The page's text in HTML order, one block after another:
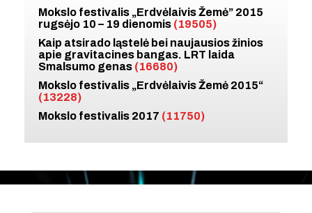
Mokslo festivalis „Erdvėlaivis Žemė” 2015
rugsėjo 10 – 19 dienomis (19505)
Kaip atsirado ląstelė bei naujausios žinios
apie gravitacines bangas. LRT laida
Smalsumo genas (16680)
Mokslo festivalis „Erdvėlaivis Žemė 2015“
(13228)
Mokslo festivalis 2017 (11750)